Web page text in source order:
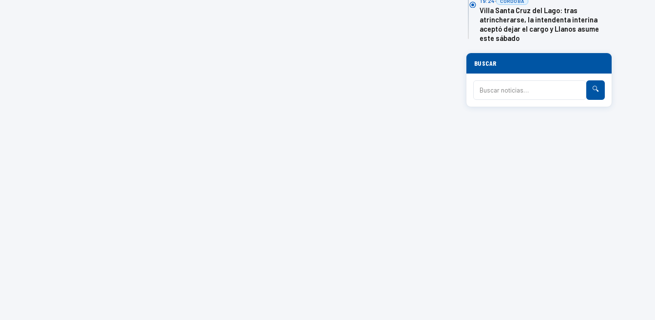
Villa Santa Cruz del Lago: tras
atrincherarse, la intendenta interina
aceptó dejar el cargo y Llanos asume
este sábado
BUSCAR
🔍